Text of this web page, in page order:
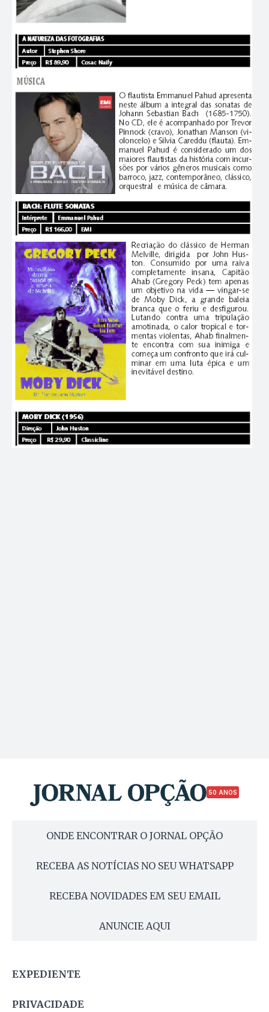
50 ANOS
ONDE ENCONTRAR O JORNAL OPÇÃO
RECEBA AS NOTÍCIAS NO SEU WHATSAPP
RECEBA NOVIDADES EM SEU EMAIL
ANUNCIE AQUI
EXPEDIENTE
PRIVACIDADE